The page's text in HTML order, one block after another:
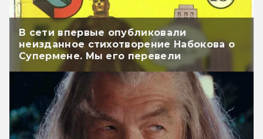
В сети впервые опубликовали
неизданное стихотворение Набокова о
Супермене. Мы его перевели